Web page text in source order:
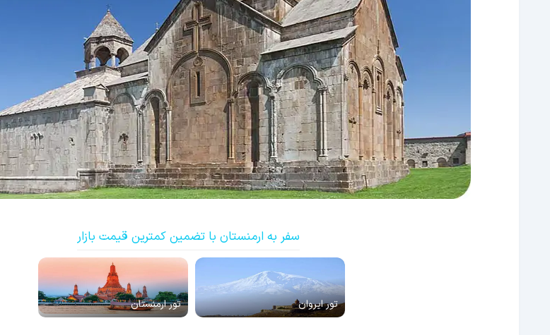
سفر به ارمنستان با تضمین کمترین قیمت بازار
تور ایروان تور ارمنستان